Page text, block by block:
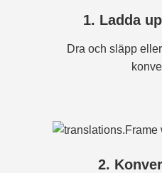
1. Ladda
Dra och släpp
2.